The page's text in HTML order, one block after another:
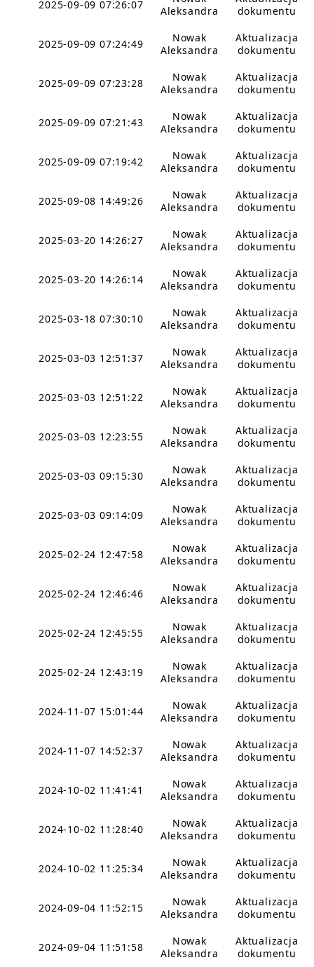
2025-09-09 07:26:07
Aleksandra
dokumentu
2025-09-09 07:24:49
Nowak
Aleksandra
Aktualizacja
dokumentu
2025-09-09 07:23:28
Nowak
Aleksandra
Aktualizacja
dokumentu
2025-09-09 07:21:43
Nowak
Aleksandra
Aktualizacja
dokumentu
2025-09-09 07:19:42
Nowak
Aleksandra
Aktualizacja
dokumentu
2025-09-08 14:49:26
Nowak
Aleksandra
Aktualizacja
dokumentu
2025-03-20 14:26:27
Nowak
Aleksandra
Aktualizacja
dokumentu
2025-03-20 14:26:14
Nowak
Aleksandra
Aktualizacja
dokumentu
2025-03-18 07:30:10
Nowak
Aleksandra
Aktualizacja
dokumentu
2025-03-03 12:51:37
Nowak
Aleksandra
Aktualizacja
dokumentu
2025-03-03 12:51:22
Nowak
Aleksandra
Aktualizacja
dokumentu
2025-03-03 12:23:55
Nowak
Aleksandra
Aktualizacja
dokumentu
2025-03-03 09:15:30
Nowak
Aleksandra
Aktualizacja
dokumentu
2025-03-03 09:14:09
Nowak
Aleksandra
Aktualizacja
dokumentu
2025-02-24 12:47:58
Nowak
Aleksandra
Aktualizacja
dokumentu
2025-02-24 12:46:46
Nowak
Aleksandra
Aktualizacja
dokumentu
2025-02-24 12:45:55
Nowak
Aleksandra
Aktualizacja
dokumentu
2025-02-24 12:43:19
Nowak
Aleksandra
Aktualizacja
dokumentu
2024-11-07 15:01:44
Nowak
Aleksandra
Aktualizacja
dokumentu
2024-11-07 14:52:37
Nowak
Aleksandra
Aktualizacja
dokumentu
2024-10-02 11:41:41
Nowak
Aleksandra
Aktualizacja
dokumentu
2024-10-02 11:28:40
Nowak
Aleksandra
Aktualizacja
dokumentu
2024-10-02 11:25:34
Nowak
Aleksandra
Aktualizacja
dokumentu
2024-09-04 11:52:15
Nowak
Aleksandra
Aktualizacja
dokumentu
2024-09-04 11:51:58
Nowak
Aleksandra
Aktualizacja
dokumentu